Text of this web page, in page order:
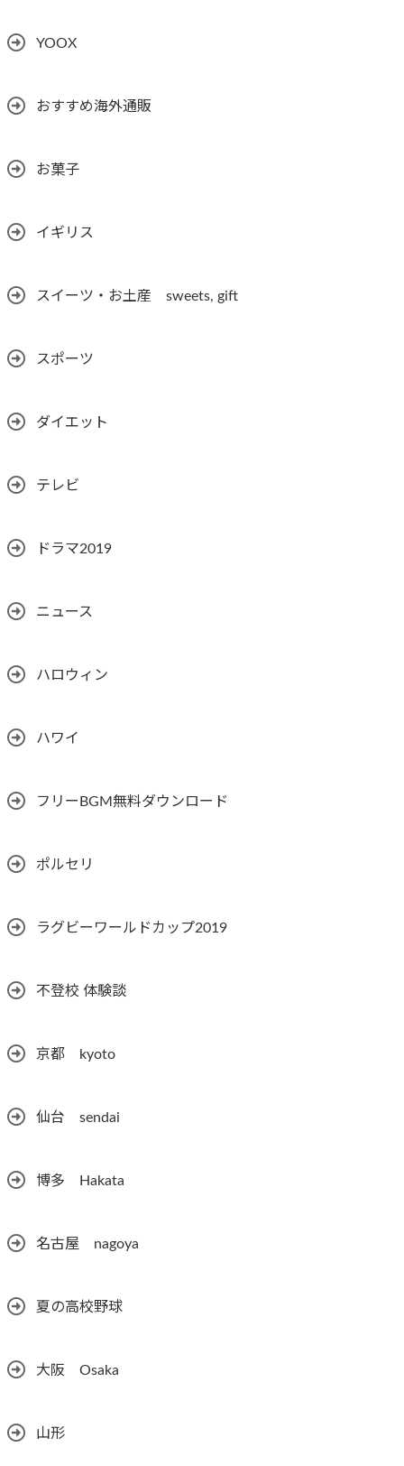
YOOX
おすすめ海外通販
お菓子
イギリス
スイーツ・お土産 sweets, gift
スポーツ
ダイエット
テレビ
ドラマ2019
ニュース
ハロウィン
ハワイ
フリーBGM無料ダウンロード
ポルセリ
ラグビーワールドカップ2019
不登校 体験談
京都 kyoto
仙台 sendai
博多 Hakata
名古屋 nagoya
夏の高校野球
大阪 Osaka
山形